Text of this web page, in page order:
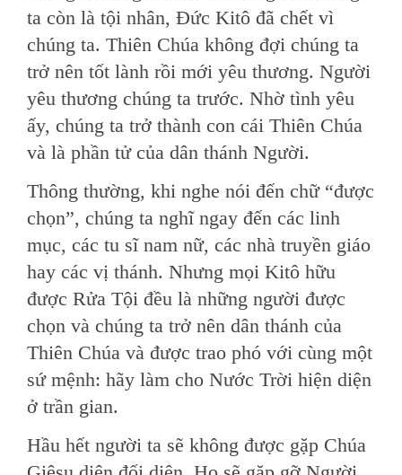
ta còn là tội nhân, Đức Kitô đã chết vì
chúng ta. Thiên Chúa không đợi chúng ta
trở nên tốt lành rồi mới yêu thương. Người
yêu thương chúng ta trước. Nhờ tình yêu
ấy, chúng ta trở thành con cái Thiên Chúa
và là phần tử của dân thánh Người.
Thông thường, khi nghe nói đến chữ “được
chọn”, chúng ta nghĩ ngay đến các linh
mục, các tu sĩ nam nữ, các nhà truyền giáo
hay các vị thánh. Nhưng mọi Kitô hữu
được Rửa Tội đều là những người được
chọn và chúng ta trở nên dân thánh của
Thiên Chúa và được trao phó với cùng một
sứ mệnh: hãy làm cho Nước Trời hiện diện
ở trần gian.
Hầu hết người ta sẽ không được gặp Chúa